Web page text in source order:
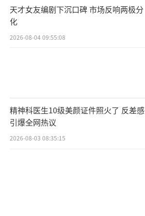
天才女友编剧下沉口碑 市场反响两极分
化
2026-08-04 09:55:08
精神科医生10级美颜证件照火了 反差感
引爆全网热议
2026-08-03 08:35:15